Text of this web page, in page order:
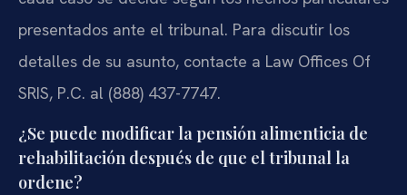
presentados ante el tribunal. Para discutir los
detalles de su asunto, contacte a Law Offices Of
SRIS, P.C. al (888) 437-7747.
¿Se puede modificar la pensión alimenticia de
rehabilitación después de que el tribunal la
ordene?